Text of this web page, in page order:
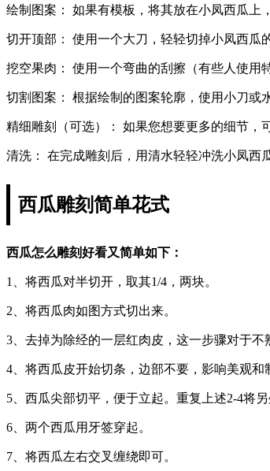
绘制图案： 如果有模板，将其放在小凤西瓜上
切开顶部： 使用一个大刀，轻轻切掉小凤西瓜
挖空果肉： 使用一个弯曲的刮擦（有些人使用
切割图案： 根据绘制的图案轮廓，使用小刀或
精细雕刻（可选）： 如果您想要更多的细节，
清洗： 在完成雕刻后，用清水轻轻冲洗小凤西
西瓜雕刻简单花式
西瓜怎么雕刻好看又简单如下：
1、将西瓜对半切开，取其1/4，两块。
2、将西瓜肉如图方式切出来。
3、去掉为除经的一层红肉皮，这一步骤对于不
4、将西瓜皮开始切条，边部不要，影响美观和
5、西瓜尖部切平，便于立起。重复上述2-4将另
6、两个西瓜用牙签穿起。
7、将西瓜左右交叉缠绕即可。